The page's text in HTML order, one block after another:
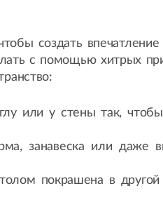
создать
с помощью хитрых
или у стены так,
занавеска или даже
покрашена в